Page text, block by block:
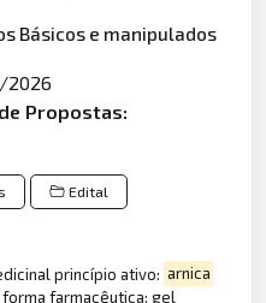
Básicos e manipulados
2026
Propostas:
Edital
princípio ativo: arnica
farmacêutica: gel